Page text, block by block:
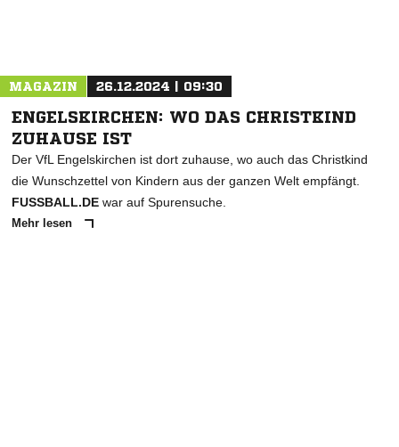
MAGAZIN 26.12.2024 | 09:30
ENGELSKIRCHEN: WO DAS CHRISTKIND
ZUHAUSE IST
Der VfL Engelskirchen ist dort zuhause, wo auch das Christkind
die Wunschzettel von Kindern aus der ganzen Welt empfängt.
FUSSBALL.DE war auf Spurensuche.
Mehr lesen